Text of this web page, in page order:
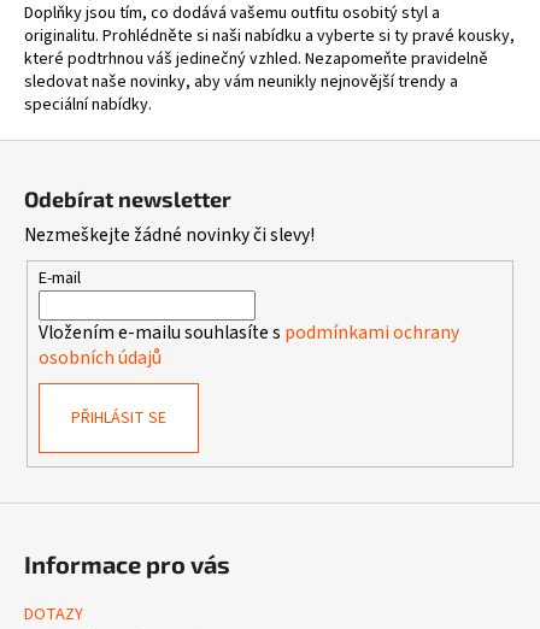
a
c
í
r
v
ý
s
v
á
n
í
Doplňky jsou tím, co dodává vašemu outfitu osobitý styl a
originalitu. Prohlédněte si naši nabídku a vyberte si ty pravé kousky,
které podtrhnou váš jedinečný vzhled. Nezapomeňte pravidelně
sledovat naše novinky, aby vám neunikly nejnovější trendy a
speciální nabídky.
Odebírat newsletter
Nezmeškejte žádné novinky či slevy!
E-mail
Vložením e-mailu souhlasíte s podmínkami ochrany
osobních údajů
PŘIHLÁSIT SE
Informace pro vás
DOTAZY